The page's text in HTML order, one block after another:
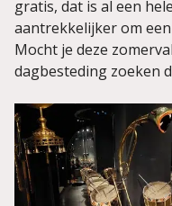
gratis, dat is al een
aantrekkelijker om
Mocht je deze
dagbesteding zoeken